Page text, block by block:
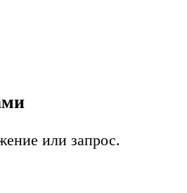
или запрос.